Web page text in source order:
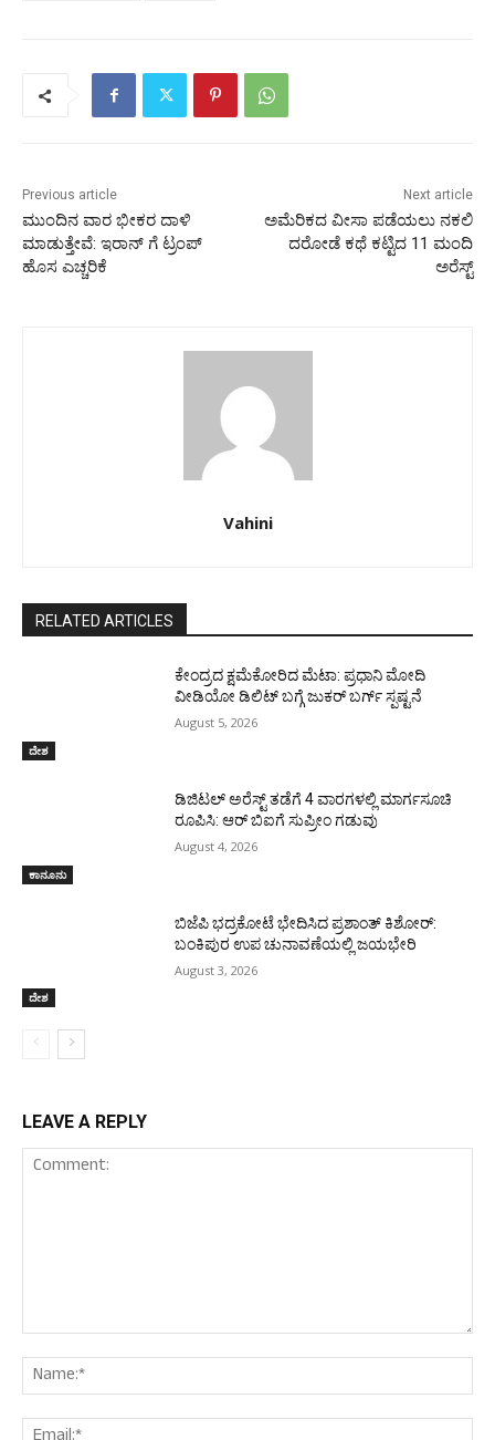
Previous article
ಮುಂದಿನ ವಾರ ಭೀಕರ ದಾಳಿ
ಮಾಡುತ್ತೇವೆ: ಇರಾನ್‌ ಗೆ ಟ್ರಂಪ್‌
ಹೊಸ ಎಚ್ಚರಿಕೆ
Next article
ಅಮೆರಿಕದ ವೀಸಾ ಪಡೆಯಲು ನಕಲಿ
ದರೋಡೆ ಕಥೆ ಕಟ್ಟಿದ 11 ಮಂದಿ
ಅರೆಸ್ಟ್‌
Vahini
RELATED ARTICLES
ದೇಶ
ಕೇಂದ್ರದ ಕ್ಷಮೆಕೋರಿದ ಮೆಟಾ: ಪ್ರಧಾನಿ ಮೋದಿ
ವೀಡಿಯೋ ಡಿಲಿಟ್ ಬಗ್ಗೆ ಜುಕರ್ ಬರ್ಗ್ ಸ್ಪಷ್ಟನೆ
August 5, 2026
ಕಾನೂನು
ಡಿಜಿಟಲ್ ಅರೆಸ್ಟ್ ತಡೆಗೆ 4 ವಾರಗಳಲ್ಲಿ ಮಾರ್ಗಸೂಚಿ
ರೂಪಿಸಿ: ಆರ್ ಬಿಐಗೆ ಸುಪ್ರೀಂ ಗಡುವು
August 4, 2026
ದೇಶ
ಬಿಜೆಪಿ ಭದ್ರಕೋಟೆ ಭೇದಿಸಿದ ಪ್ರಶಾಂತ್ ಕಿಶೋರ್:
ಬಂಕಿಪುರ ಉಪ ಚುನಾವಣೆಯಲ್ಲಿ ಜಯಭೇರಿ
August 3, 2026
LEAVE A REPLY